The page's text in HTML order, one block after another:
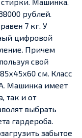
рублей.
7 кг. У
цифровой
Причем
свой
см. Класс
Машинка имеет
так и от
выбрать
гардероба.
забытое